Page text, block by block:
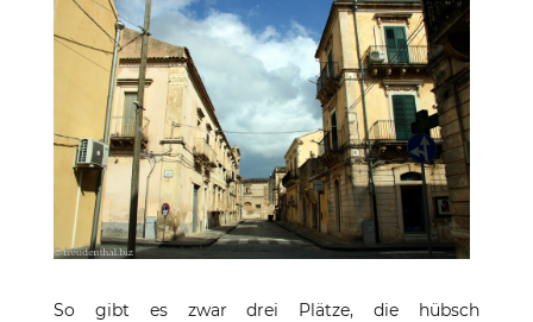
So gibt es zwar drei Plätze, die hübsch